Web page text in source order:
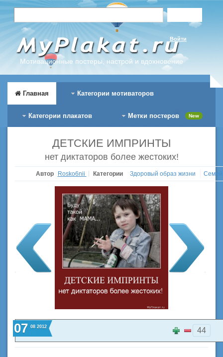
Мотивационные постеры, настрой и вдохновение
Войти
Главная Категории мотиваторов
Категории плакатов Метки постеров New
ДЕТСКИЕ ИМПРИНТЫ
нет диктаторов более жестоких!
Автор Rosko6nii Категории Здоровый образ жизни
07 08 2012 44